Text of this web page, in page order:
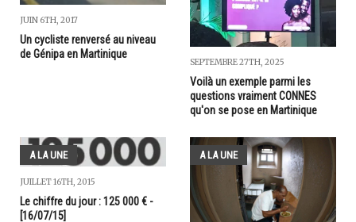
JUIN 6TH, 2017
Un cycliste renversé au niveau
de Génipa en Martinique
SEPTEMBRE 27TH, 2025
Voilà un exemple parmi les
questions vraiment CONNES
qu'on se pose en Martinique
A LA UNE
JUILLET 16TH, 2015
Le chiffre du jour : 125 000 € -
[16/07/15]
A LA UNE